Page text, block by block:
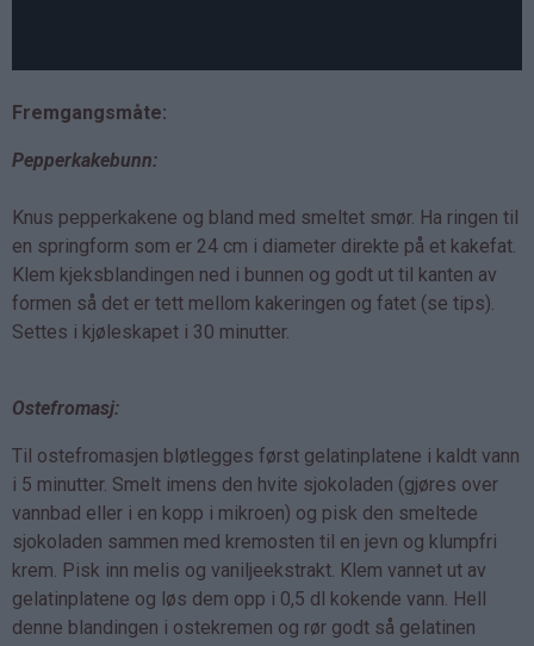
Fremgangsmåte:
Pepperkakebunn:
Knus pepperkakene og bland med smeltet smør. Ha ringen til
en springform som er 24 cm i diameter direkte på et kakefat.
Klem kjeksblandingen ned i bunnen og godt ut til kanten av
formen så det er tett mellom kakeringen og fatet (se tips).
Settes i kjøleskapet i 30 minutter.
Ostefromasj:
Til ostefromasjen bløtlegges først gelatinplatene i kaldt vann
i 5 minutter. Smelt imens den hvite sjokoladen (gjøres over
vannbad eller i en kopp i mikroen) og pisk den smeltede
sjokoladen sammen med kremosten til en jevn og klumpfri
krem. Pisk inn melis og vaniljeekstrakt. Klem vannet ut av
gelatinplatene og løs dem opp i 0,5 dl kokende vann. Hell
denne blandingen i ostekremen og rør godt så gelatinen